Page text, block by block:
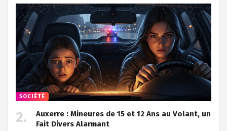
SOCIÉTÉ
Auxerre : Mineures de 15 et 12 Ans au Volant, un
Fait Divers Alarmant